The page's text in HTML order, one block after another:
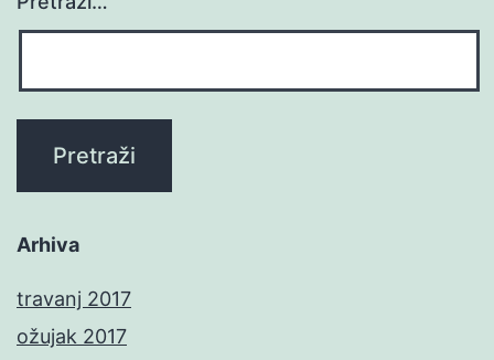
Arhiva
travanj 2017
ožujak 2017